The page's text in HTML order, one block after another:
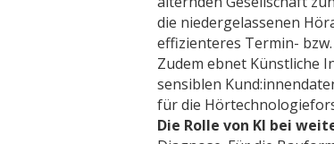
die niedergelassenen
effizienteres Termin-
Zudem ebnet Künstliche
sensiblen
für die
Die Rolle von KI bei